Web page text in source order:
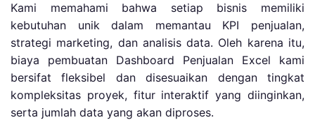
Kami memahami bahwa setiap bisnis memiliki
kebutuhan unik dalam memantau KPI penjualan,
strategi marketing, dan analisis data. Oleh karena itu,
biaya pembuatan Dashboard Penjualan Excel kami
bersifat fleksibel dan disesuaikan dengan tingkat
kompleksitas proyek, fitur interaktif yang diinginkan,
serta jumlah data yang akan diproses.